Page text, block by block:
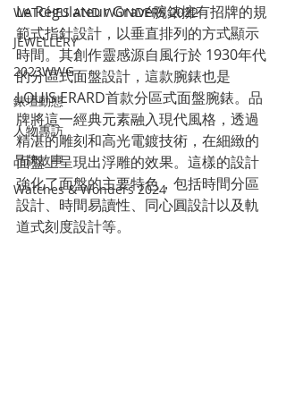
WATCHES AND WONDERS 2022
JEWELLERY
2023WWG
錶壇動態
人物專訪
品牌故事
Watches & Wonders 2024
Le Régulateur Gravé腕錶擁有招牌的規
範式指針設計，以垂直排列的方式顯示
時間。其創作靈感源自風行於 1930年代
的分區式面盤設計，這款腕錶也是
LOUIS ERARD首款分區式面盤腕錶。品
牌將這一經典元素融入現代風格，透過
精湛的雕刻和高光電鍍技術，在細緻的
面盤上呈現出浮雕的效果。這樣的設計
強化了面盤的主要特色，包括時間分區
設計、時間易讀性、同心圓設計以及軌
道式刻度設計等。